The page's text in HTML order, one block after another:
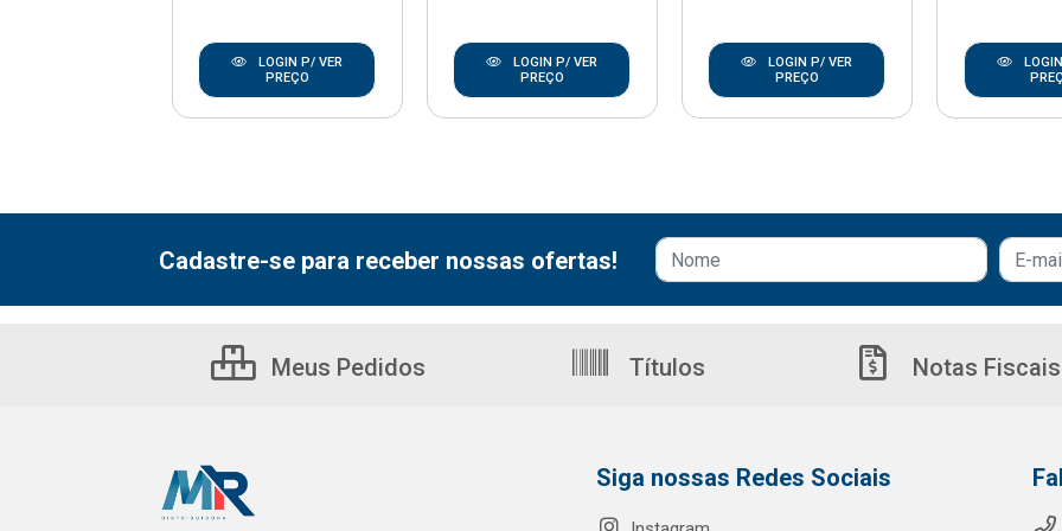
LOGIN P/ VER
PREÇO
LOGIN P/ VER
PREÇO
LOGIN P/ VER
PREÇO
Cadastre-se para receber nossas ofertas!
Meus Pedidos Títulos Notas Fiscais
Siga nossas Redes Sociais